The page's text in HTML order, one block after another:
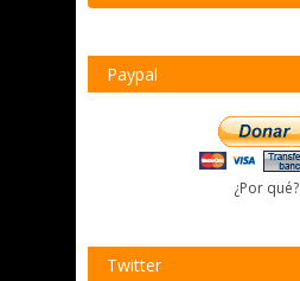
Paypal
¿Por qué?
Twitter